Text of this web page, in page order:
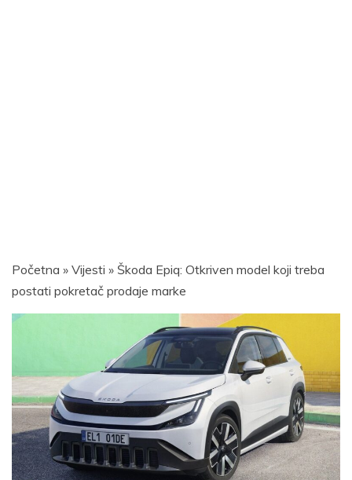
Početna » Vijesti » Škoda Epiq: Otkriven model koji treba
postati pokretač prodaje marke